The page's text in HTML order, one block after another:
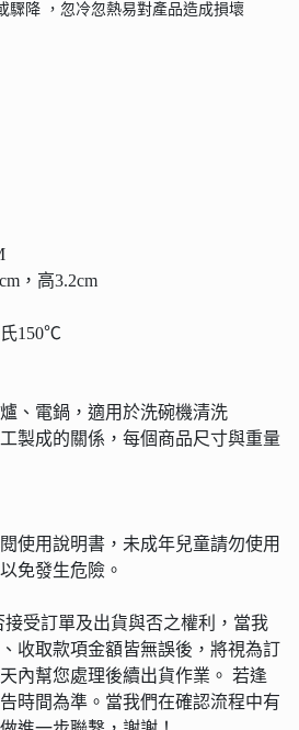
驟降 ，忽冷忽熱易對產品造成損壞
，高3.2cm
150℃
、電鍋，適用於洗碗機清洗
製成的關係，每個商品尺寸與重量
使用說明書，未成年兒童請勿使用
免發生危險。
受訂單及出貨與否之權利，當我
收取款項金額皆無誤後，將視為訂
內幫您處理後續出貨作業。 若逢
時間為準。當我們在確認流程中有